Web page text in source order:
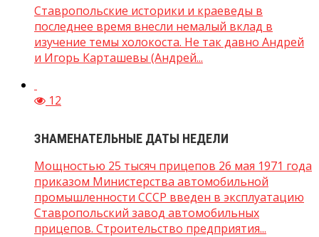
Ставропольские историки и краеведы в
последнее время внесли немалый вклад в
изучение темы холокоста. Не так давно Андрей
и Игорь Карташевы (Андрей...
12
ЗНАМЕНАТЕЛЬНЫЕ ДАТЫ НЕДЕЛИ
Мощностью 25 тысяч прицепов 26 мая 1971 года
приказом Министерства автомобильной
промышленности СССР введен в эксплуатацию
Ставропольский завод автомобильных
прицепов. Строительство предприятия...